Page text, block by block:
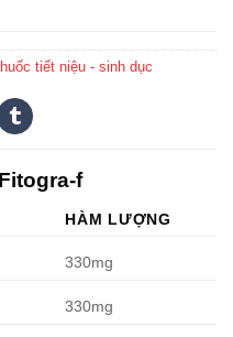
tiết niệu - sinh dục
f
HÀM LƯỢNG
330mg
330mg